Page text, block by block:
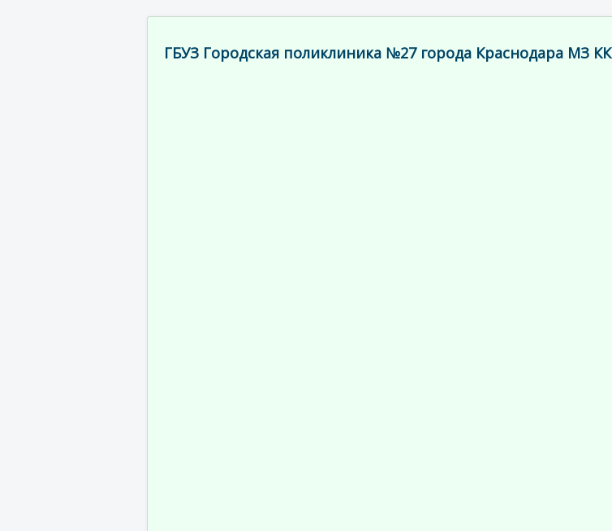
ГБУЗ Городская поликлиника №27 города Краснодара МЗ КК